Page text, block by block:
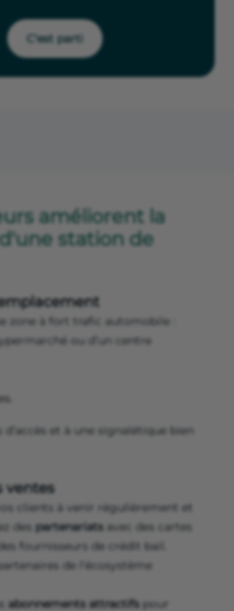
C'est parti
améliorent la
station de
zone à fort trafic automobile :
ou d’un centre
d’accès et à une signalétique bien
ventes
clients à venir régulièrement et
des partenariats avec des cartes
fournisseurs de crédit bail.
de l'écosystème
abonnements attractifs pour